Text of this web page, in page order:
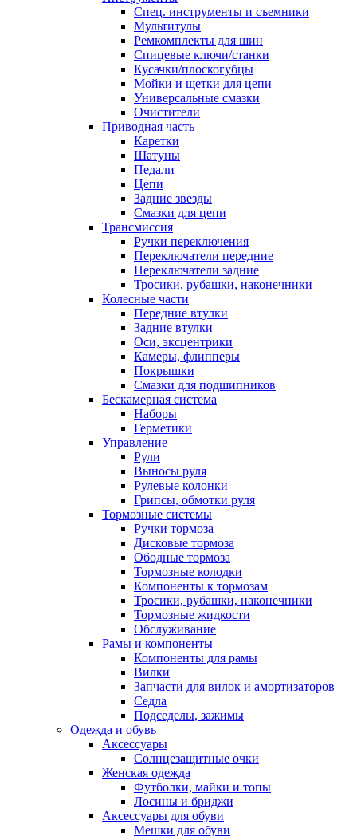
Спец. инструменты и съемники
Мультитулы
Ремкомплекты для шин
Спицевые ключи/станки
Кусачки/плоскогубцы
Мойки и щетки для цепи
Универсальные смазки
Очистители
Приводная часть
Каретки
Шатуны
Педали
Цепи
Задние звезды
Смазки для цепи
Трансмиссия
Ручки переключения
Переключатели передние
Переключатели задние
Тросики, рубашки, наконечники
Колесные части
Передние втулки
Задние втулки
Оси, эксцентрики
Камеры, флипперы
Покрышки
Смазки для подшипников
Бескамерная система
Наборы
Герметики
Управление
Рули
Выносы руля
Рулевые колонки
Грипсы, обмотки руля
Тормозные системы
Ручки тормоза
Дисковые тормоза
Ободные тормоза
Тормозные колодки
Компоненты к тормозам
Тросики, рубашки, наконечники
Тормозные жидкости
Обслуживание
Рамы и компоненты
Компоненты для рамы
Вилки
Запчасти для вилок и амортизаторов
Седла
Подседелы, зажимы
Одежда и обувь
Аксессуары
Солнцезащитные очки
Женская одежда
Футболки, майки и топы
Лосины и бриджи
Аксессуары для обуви
Мешки для обуви